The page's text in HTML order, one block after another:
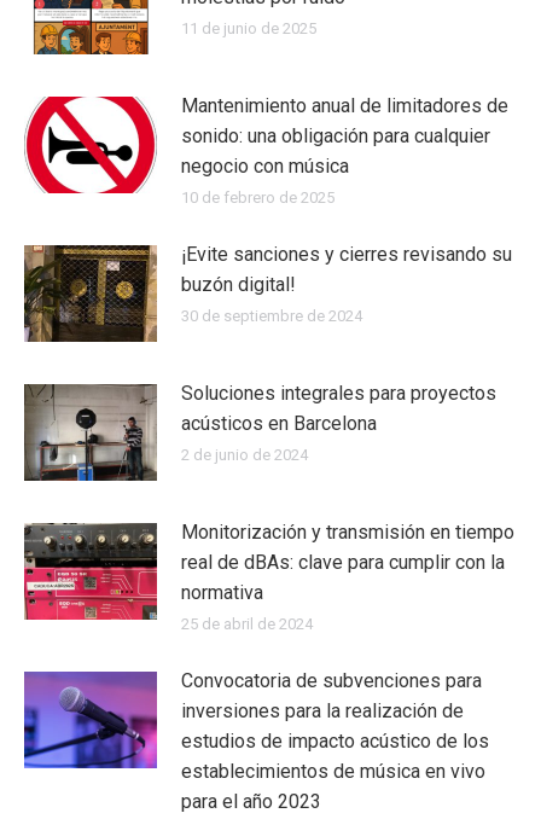
11 de junio de 2025
Mantenimiento anual de limitadores de
sonido: una obligación para cualquier
negocio con música
10 de febrero de 2025
¡Evite sanciones y cierres revisando su
buzón digital!
30 de septiembre de 2024
Soluciones integrales para proyectos
acústicos en Barcelona
2 de junio de 2024
Monitorización y transmisión en tiempo
real de dBAs: clave para cumplir con la
normativa
25 de abril de 2024
Convocatoria de subvenciones para
inversiones para la realización de
estudios de impacto acústico de los
establecimientos de música en vivo
para el año 2023